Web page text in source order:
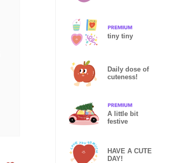
tiny tiny
Daily dose of
cuteness!
A little bit
festive
HAVE A CUTE
DAY!